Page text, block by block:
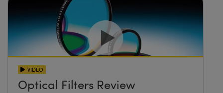
VIDÉO
Optical Filters Review